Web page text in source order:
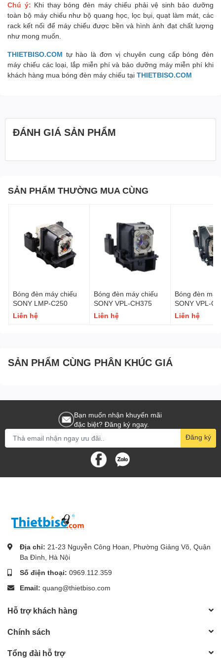
Chú ý: Khi thay bóng đèn máy chiếu phải vệ sinh bảo dưỡng
toàn bộ máy chiếu như bộ quang học, lọc bụi, quạt làm mát, các
rack kết nối để máy chiếu được bền và hình ảnh đạt chất lượng
như mong muốn.
THIETBISO.COM tự hào là đơn vị chuyên cung cấp bóng đèn
máy chiếu các loại, lắp miễn phí và bảo dưỡng máy miễn phí khi
khách hàng mua bóng đèn máy chiếu tại THIETBISO.COM
ĐÁNH GIÁ SẢN PHẨM
SẢN PHẨM THƯỜNG MUA CÙNG
Bóng đèn máy chiếu
SONY LMP-C250
Liên hệ
Bóng đèn máy chiếu
SONY VPL-CH375
Liên hệ
Bóng đèn
SONY VPL-
Liên hệ
SẢN PHẨM CÙNG PHÂN KHÚC GIÁ
Bạn muốn nhận khuyến mãi
đặc biệt? Đăng ký ngay.
Đăng ký
Địa chỉ: 21-23 Nguyễn Công Hoan, Phường Giảng Võ, Quận
Ba Đình, Hà Nội
Số điện thoại: 0969.112.359
Email: quang@thietbiso.com
Hỗ trợ khách hàng
Chính sách
Tổng đài hỗ trợ